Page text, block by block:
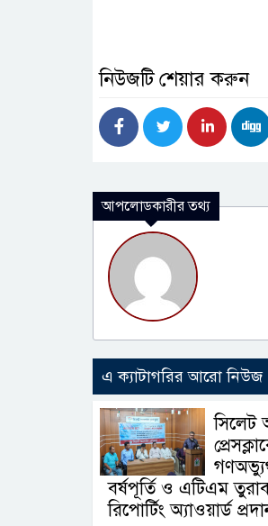
নিউজটি শেয়ার করুন
আপলোডকারীর তথ্য
এ ক্যাটাগরির আরো নিউজ
সিলেট
বর্ষপূর্তি ও এটিএম
রিপোর্টিং অ্যাওয়ার্ড